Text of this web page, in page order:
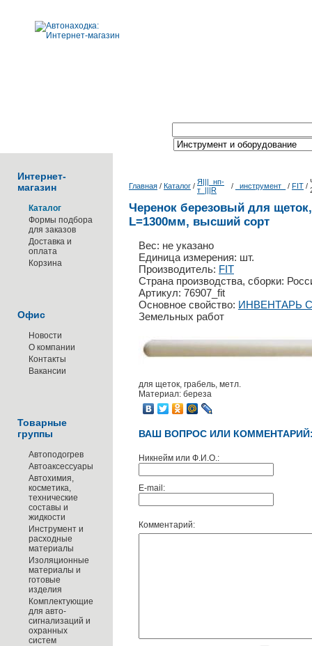
Интернет-
магазин
Каталог
Формы подбора
для заказов
Доставка и
оплата
Корзина
Офис
Новости
О компании
Контакты
Вакансии
Товарные
группы
Автоподогрев
Автоаксессуары
Автохимия,
косметика,
технические
составы и
жидкости
Инструмент и
расходные
материалы
Изоляционные
материалы и
готовые
изделия
Комплектующие
для авто-
сигнализаций и
охранных
систем
Главная / Каталог / Я|||_нп-
т_|||R
/ _инструмент_ / FIT /
Черенок березовый для
L=1300мм, высший сорт
Вес: не указано
Единица измерения: шт.
Производитель: FIT
Страна производства, сборки:
Артикул: 76907_fit
Основное свойство: ИНВЕНТАРЬ
Земельных работ
для щеток, грабель, метл.
Материал: береза
ВАШ ВОПРОС ИЛИ
Никнейм или Ф.И.О.:
E-mail:
Комментарий: